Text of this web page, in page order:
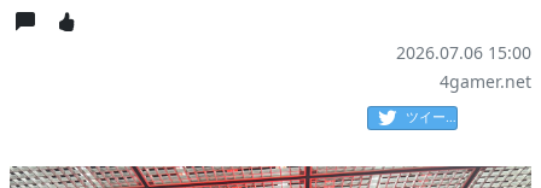
2026.07.06 15:00
4gamer.net
ツイート